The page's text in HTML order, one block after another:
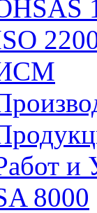
ИСМ
и
8000